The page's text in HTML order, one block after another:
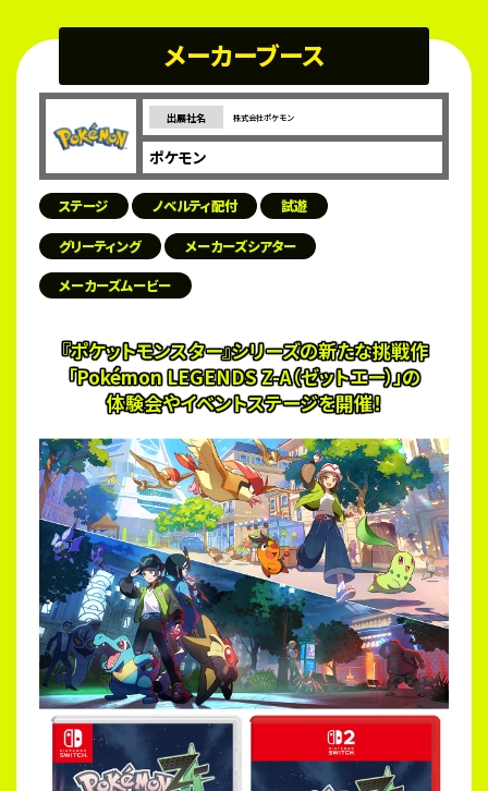
メーカーブース
出展社名 株式会社ポケモン
ポケモン
ステージ ノベルティ配付 試遊
グリーティング メーカーズシアター
メーカーズムービー
『ポケットモンスター』シリーズの新たな挑戦作
「Pokémon LEGENDS Z-A（ゼットエー）」の
体験会やイベントステージを開催！